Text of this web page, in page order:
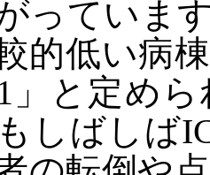
っていま
的低い病
」と定め
しばしば